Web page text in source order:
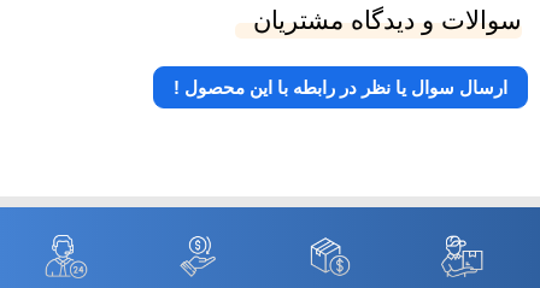
سوالات و دیدگاه مشتریان
ارسال سوال یا نظر در رابطه با این محصول !